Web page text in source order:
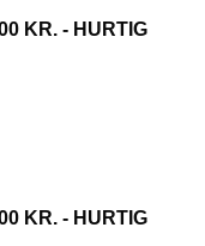
KR. - HURTIG
KR. - HURTIG